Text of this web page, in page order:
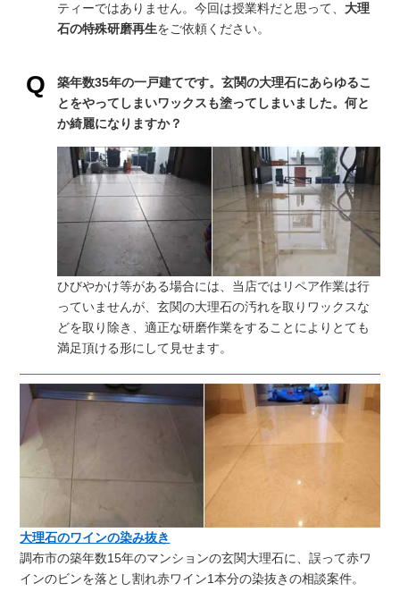
ティーではありません。今回は授業料だと思って、 大理
石の特殊研磨再生をご依頼ください。
築年数35年の一戸建てです。玄関の大理石にあらゆるこ
とをやってしまいワックスも塗ってしまいました。何と
か綺麗になりますか？
ひびやかけ等がある場合には、当店ではリペア作業は行
っていませんが、玄関の大理石の汚れを取りワックスな
どを取り除き、適正な研磨作業をすることによりとても
満足頂ける形にして見せます。
大理石のワインの染み抜き
調布市の築年数15年のマンションの玄関大理石に、誤って赤ワ
インのビンを落とし割れ赤ワイン1本分の染抜きの相談案件。